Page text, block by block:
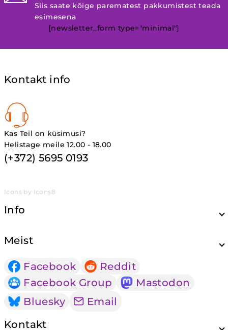
Siis saate kõige parematest pakkumistest teada
esimesena
[newsletter_form type="minimal"]
Kontakt info
Kas Teil on küsimusi?
Helistage meile 12.00 - 18.00
(+372) 5695 0193
Icons by Icons8
Info
Meist
Facebook
Reddit
Facebook Group
Mastodon
Bluesky
Email
Kontakt